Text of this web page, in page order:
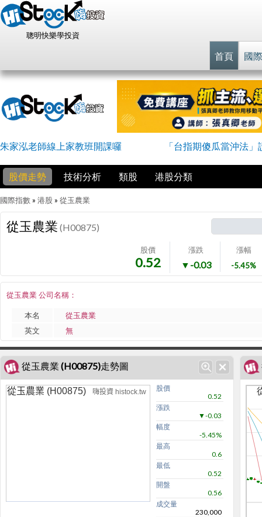
聰明快樂學投資
首頁 國
朱家泓老師線上家教班開課囉 「台指期傻瓜當沖法
股價走勢 技術分析 類股 港股分類
國際指數 » 港股 » 從玉農業
從玉農業 (H00875)
股價
0.52
漲跌
▼-0.03
漲幅
-5.45%
從玉農業 公司名稱：
本名
從玉農業
英文
無
從玉農業 (H00875)走勢圖
從玉農業 (H00875) 嗨投資 histock.tw
股價
0.52
漲跌
▼-0.03
幅度
-5.45%
最高
0.6
最低
0.52
開盤
0.56
成交量
230,000